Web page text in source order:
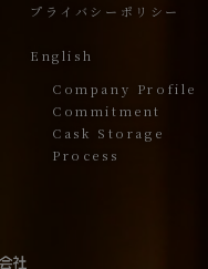
プライバシーポリシー
English
Company Profile
Commitment
Cask Storage
Process